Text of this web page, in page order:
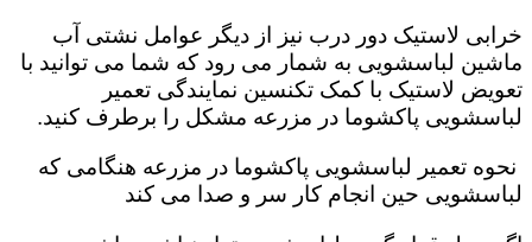
خرابی لاستیک دور درب نیز از دیگر عوامل نشتی آب
ماشین لباسشویی به شمار می رود که شما می توانید با
تعویض لاستیک با کمک تکنسین نمایندگی تعمیر
لباسشویی پاکشوما در مزرعه مشکل را برطرف کنید.
نحوه تعمیر لباسشویی پاکشوما در مزرعه هنگامی که
لباسشویی حین انجام کار سر و صدا می کند